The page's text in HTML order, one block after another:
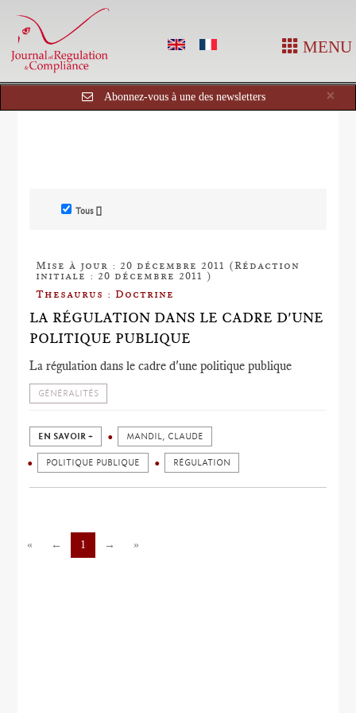
MENU
×
Abonnez-vous à une des newsletters
Tous []
Mise à jour : 20 décembre 2011 (Rédaction
initiale : 20 décembre 2011 )
Thesaurus : Doctrine
LA RÉGULATION DANS LE CADRE D'UNE
POLITIQUE PUBLIQUE
La régulation dans le cadre d'une politique publique
GÉNÉRALITÉS
EN SAVOIR + MANDIL, CLAUDE
POLITIQUE PUBLIQUE RÉGULATION
« ← 1 → »